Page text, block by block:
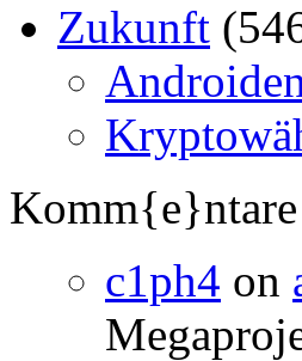
Zukunft
Komm{e}ntare
c1ph4 on